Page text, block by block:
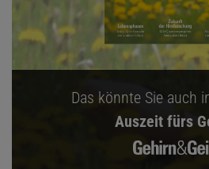
Das könnte Sie auch
Auszeit fürs